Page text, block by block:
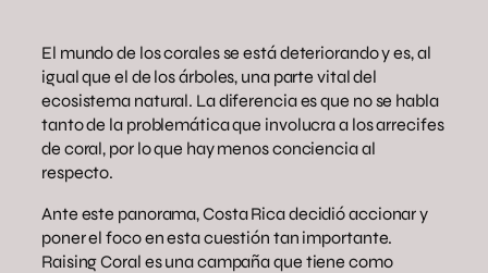
El mundo de los corales se está deteriorando y es, al
igual que el de los árboles, una parte vital del
ecosistema natural. La diferencia es que no se habla
tanto de la problemática que involucra a los arrecifes
de coral, por lo que hay menos conciencia al
respecto.
Ante este panorama, Costa Rica decidió accionar y
poner el foco en esta cuestión tan importante.
Raising Coral es una campaña que tiene como